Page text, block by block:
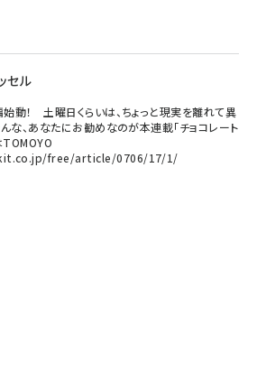
セル
始動！ 土曜日くらいは、ちょっと現実を離れて異
な、あなたにお勧めなのが本連載「チョコレート
TOMOYO
free/article/0706/17/1/